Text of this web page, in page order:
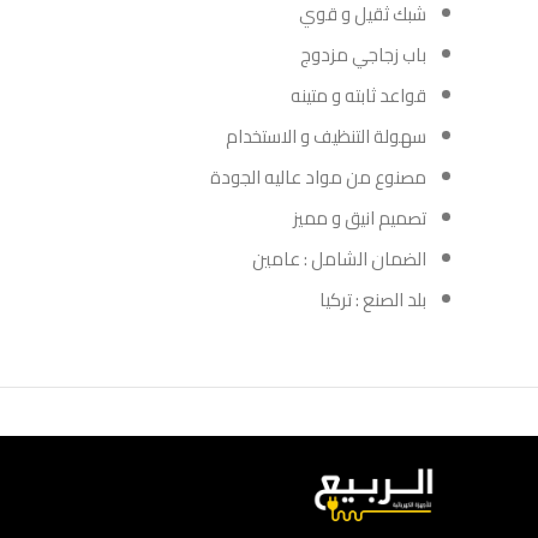
شبك ثقيل و قوي
باب زجاجي مزدوج
قواعد ثابته و متينه
سهولة التنظيف و الاستخدام
مصنوع من مواد عاليه الجودة
تصميم انيق و مميز
الضمان الشامل : عامين
بلد الصنع : تركيا